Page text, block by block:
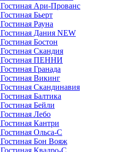
Гостиная Ари-Прованс
Гостиная Бьерт
Гостиная Рауна
Гостиная Дания NEW
Гостиная Бостон
Гостиная Скандия
Гостиная ПЕННИ
Гостиная Гранада
Гостиная Викинг
Гостиная Скандинавия
Гостиная Балтика
Гостиная Бейли
Гостиная Лебо
Гостиная Кантри
Гостиная Ольса-С
Гостиная Бон Вояж
Гостиная Квадро-С